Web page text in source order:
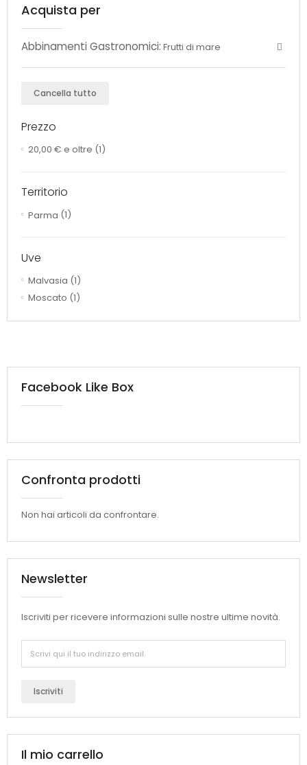
Acquista per
Abbinamenti Gastronomici: Frutti di mare
Cancella tutto
Prezzo
20,00 € e oltre (1)
Territorio
Parma (1)
Uve
Malvasia (1)
Moscato (1)
Facebook Like Box
Confronta prodotti
Non hai articoli da confrontare.
Newsletter
Iscriviti per ricevere informazioni sulle nostre ultime novità.
Iscriviti
Il mio carrello